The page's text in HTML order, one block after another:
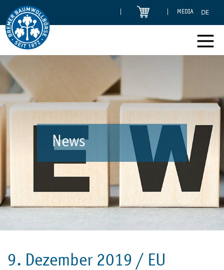
MEDIA DE
News
9. Dezember 2019 / EU